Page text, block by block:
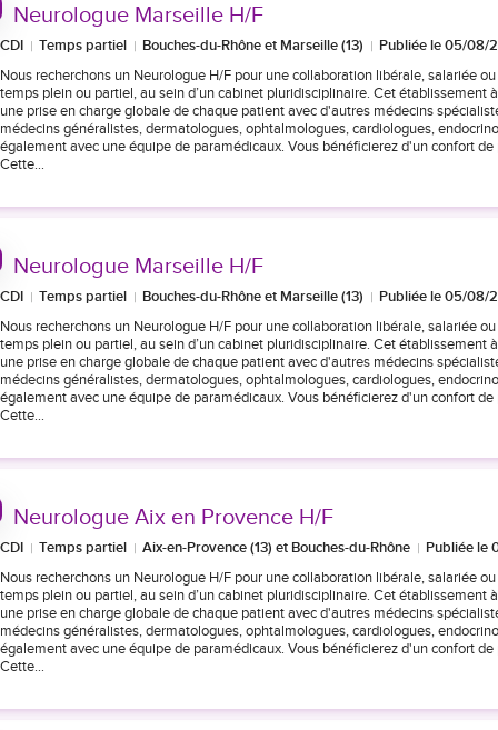
Neurologue Marseille H/F
CDI Temps partiel Bouches-du-Rhône et Marseille (13)
Publiée le 05/08/
Nous recherchons un Neurologue H/F pour une collaboration libérale, salariée
temps plein ou partiel, au sein d’un cabinet pluridisciplinaire. Cet établissement
une prise en charge globale de chaque patient avec d'autres médecins
médecins généralistes, dermatologues, ophtalmologues, cardiologues,
également avec une équipe de paramédicaux. Vous bénéficierez d'un confort
Cette…
Neurologue Marseille H/F
CDI Temps partiel Bouches-du-Rhône et Marseille (13)
Publiée le 05/08/
Nous recherchons un Neurologue H/F pour une collaboration libérale, salariée
temps plein ou partiel, au sein d’un cabinet pluridisciplinaire. Cet établissement
une prise en charge globale de chaque patient avec d'autres médecins
médecins généralistes, dermatologues, ophtalmologues, cardiologues,
également avec une équipe de paramédicaux. Vous bénéficierez d'un confort
Cette…
Neurologue Aix en Provence H/F
CDI Temps partiel Aix-en-Provence (13) et Bouches-du-Rhône
Publiée le
Nous recherchons un Neurologue H/F pour une collaboration libérale, salariée
temps plein ou partiel, au sein d’un cabinet pluridisciplinaire. Cet établissement
une prise en charge globale de chaque patient avec d'autres médecins
médecins généralistes, dermatologues, ophtalmologues, cardiologues,
également avec une équipe de paramédicaux. Vous bénéficierez d'un confort
Cette…